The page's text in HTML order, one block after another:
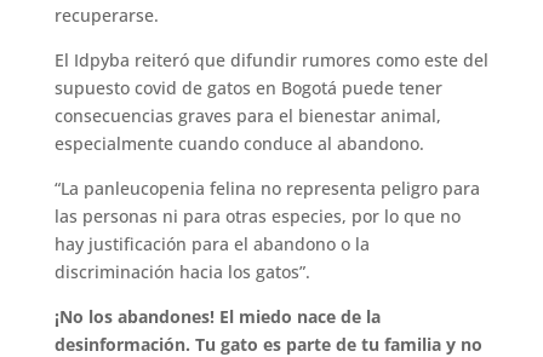
recuperarse.
El Idpyba reiteró que difundir rumores como este del
supuesto covid de gatos en Bogotá puede tener
consecuencias graves para el bienestar animal,
especialmente cuando conduce al abandono.
“La panleucopenia felina no representa peligro para
las personas ni para otras especies, por lo que no
hay justificación para el abandono o la
discriminación hacia los gatos”.
¡No los abandones! El miedo nace de la
desinformación. Tu gato es parte de tu familia y no